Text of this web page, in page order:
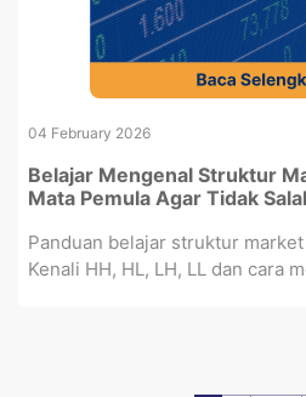
04 February 2026
Belajar Mengenal Struktur
Mata Pemula Agar Tidak
Panduan belajar struktur
Kenali HH, HL, LH, LL dan cara